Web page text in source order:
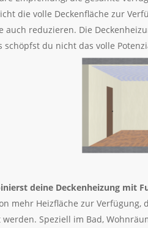
die volle Deckenfläche zur
auch reduzieren. Die
schöpfst du nicht das volle
deine Deckenheizung mit
mehr Heizfläche zur
Speziell im Bad,